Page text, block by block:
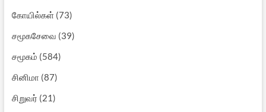
கோயில்கள்(73)
சமூகசேவை (39)
சமூகம் (584)
சினிமா (87)
சிறுவர் (21)